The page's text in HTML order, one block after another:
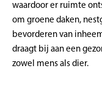
waardoor er ruimte
om groene daken,
bevorderen van
draagt bij aan een
zowel mens als dier.